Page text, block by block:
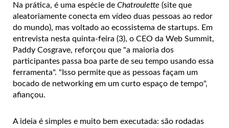
Na prática, é uma espécie de Chatroulette (site que
aleatoriamente conecta em vídeo duas pessoas ao redor
do mundo), mas voltado ao ecossistema de startups. Em
entrevista nesta quinta-feira (3), o CEO da Web Summit,
Paddy Cosgrave, reforçou que "a maioria dos
participantes passa boa parte de seu tempo usando essa
ferramenta". "Isso permite que as pessoas façam um
bocado de networking em um curto espaço de tempo",
afiançou.
A ideia é simples e muito bem executada: são rodadas